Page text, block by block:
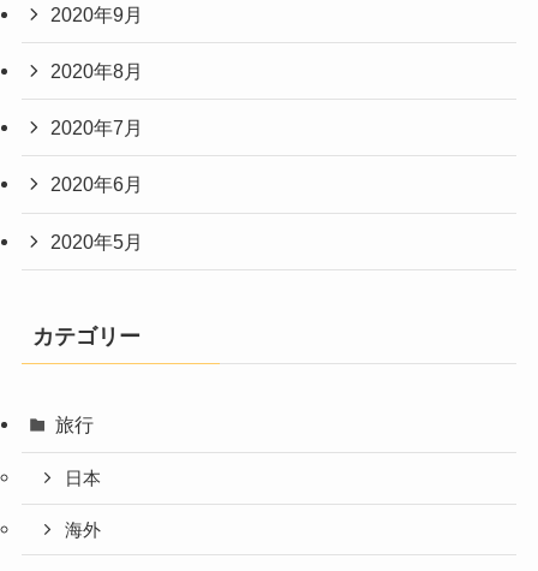
2020年9月
2020年8月
2020年7月
2020年6月
2020年5月
カテゴリー
旅行
日本
海外